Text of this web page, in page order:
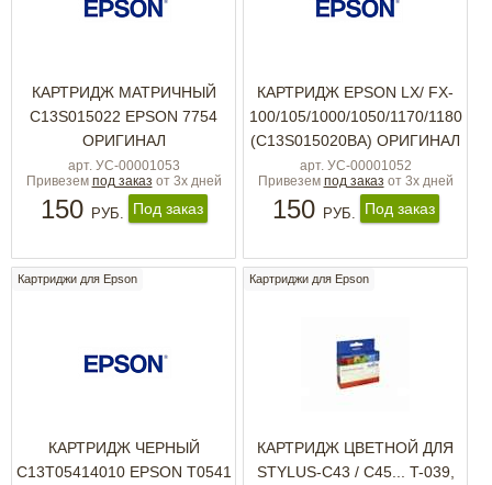
КАРТРИДЖ МАТРИЧНЫЙ
C13S015022 EPSON 7754
ОРИГИНАЛ
арт. УС-00001053
Привезем под заказ от 3х дней
150 РУБ. Под заказ
КАРТРИДЖ EPSON LX/ FX-
100/105/1000/1050/1170/1180
(C13S015020BA) ОРИГИНАЛ
арт. УС-00001052
Привезем под заказ от 3х дней
150 РУБ. Под заказ
Картриджи для Epson
КАРТРИДЖ ЧЕРНЫЙ
C13T05414010 EPSON T0541
Картриджи для Epson
КАРТРИДЖ ЦВЕТНОЙ ДЛЯ
STYLUS-C43 / C45... T-039,